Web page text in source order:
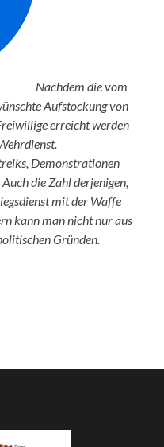
Nachdem die vom
Aufstockung von
erreicht werden
Demonstrationen
die Zahl derjenigen,
mit der Waffe
kann man nicht nur aus
Gründen.